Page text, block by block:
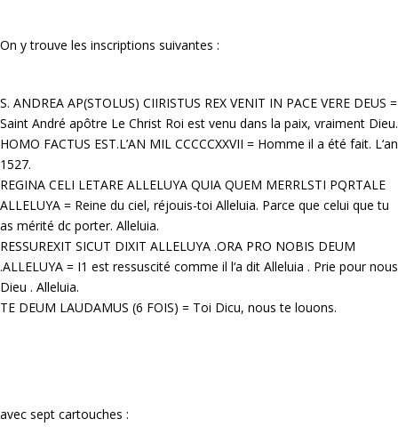
On y trouve les inscriptions suivantes :
S. ANDREA AP(STOLUS) CIIRISTUS REX VENIT IN PACE VERE DEUS =
Saint André apôtre Le Christ Roi est venu dans la paix, vraiment Dieu.
HOMO FACTUS EST.L’AN MIL CCCCCXXVII = Homme il a été fait. L‘an
1527.
REGINA CELI LETARE ALLELUYA QUIA QUEM MERRLSTI PQRTALE
ALLELUYA = Reine du ciel, réjouis-toi Alleluia. Parce que celui que tu
as mérité dc porter. Alleluia.
RESSUREXIT SICUT DIXIT ALLELUYA .ORA PRO NOBIS DEUM
.ALLELUYA = I1 est ressuscité comme il l‘a dit Alleluia . Prie pour nous
Dieu . Alleluia.
TE DEUM LAUDAMUS (6 FOIS) = Toi Dicu, nous te louons.
avec sept cartouches :